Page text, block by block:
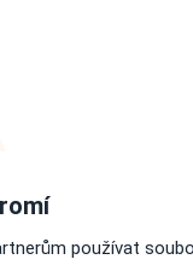
používat